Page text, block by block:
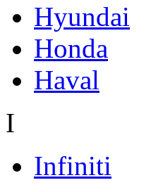
Hyundai
Honda
Haval
I
Infiniti